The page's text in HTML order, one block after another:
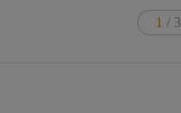
1 / 3